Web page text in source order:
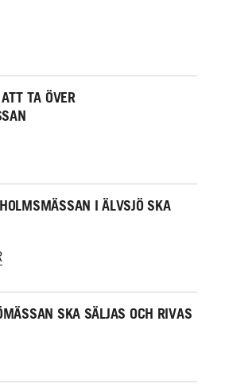
TA ÖVER
I ÄLVSJÖ SKA
SKA SÄLJAS OCH RIVAS